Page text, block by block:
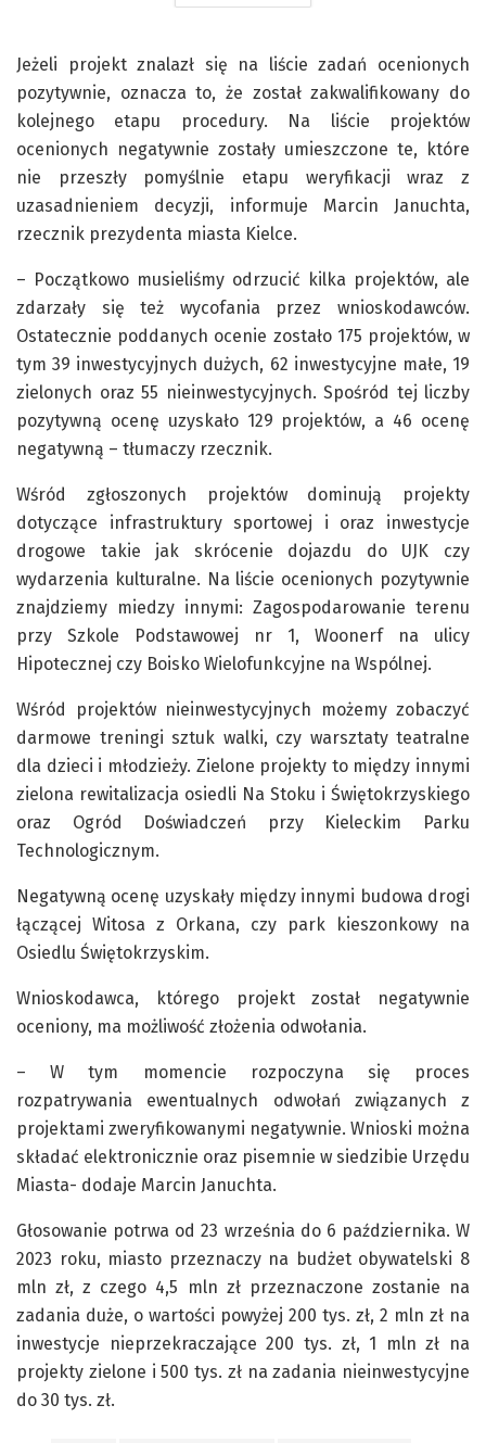
Jeżeli projekt znalazł się na liście zadań ocenionych
pozytywnie, oznacza to, że został zakwalifikowany do
kolejnego etapu procedury. Na liście projektów
ocenionych negatywnie zostały umieszczone te, które
nie przeszły pomyślnie etapu weryfikacji wraz z
uzasadnieniem decyzji, informuje Marcin Januchta,
rzecznik prezydenta miasta Kielce.
– Początkowo musieliśmy odrzucić kilka projektów, ale
zdarzały się też wycofania przez wnioskodawców.
Ostatecznie poddanych ocenie zostało 175 projektów, w
tym 39 inwestycyjnych dużych, 62 inwestycyjne małe, 19
zielonych oraz 55 nieinwestycyjnych. Spośród tej liczby
pozytywną ocenę uzyskało 129 projektów, a 46 ocenę
negatywną – tłumaczy rzecznik.
Wśród zgłoszonych projektów dominują projekty
dotyczące infrastruktury sportowej i oraz inwestycje
drogowe takie jak skrócenie dojazdu do UJK czy
wydarzenia kulturalne. Na liście ocenionych pozytywnie
znajdziemy miedzy innymi: Zagospodarowanie terenu
przy Szkole Podstawowej nr 1, Woonerf na ulicy
Hipotecznej czy Boisko Wielofunkcyjne na Wspólnej.
Wśród projektów nieinwestycyjnych możemy zobaczyć
darmowe treningi sztuk walki, czy warsztaty teatralne
dla dzieci i młodzieży. Zielone projekty to między innymi
zielona rewitalizacja osiedli Na Stoku i Świętokrzyskiego
oraz Ogród Doświadczeń przy Kieleckim Parku
Technologicznym.
Negatywną ocenę uzyskały między innymi budowa drogi
łączącej Witosa z Orkana, czy park kieszonkowy na
Osiedlu Świętokrzyskim.
Wnioskodawca, którego projekt został negatywnie
oceniony, ma możliwość złożenia odwołania.
– W tym momencie rozpoczyna się proces
rozpatrywania ewentualnych odwołań związanych z
projektami zweryfikowanymi negatywnie. Wnioski można
składać elektronicznie oraz pisemnie w siedzibie Urzędu
Miasta- dodaje Marcin Januchta.
Głosowanie potrwa od 23 września do 6 października. W
2023 roku, miasto przeznaczy na budżet obywatelski 8
mln zł,z czego 4,5 mln zł przeznaczone zostanie na
zadania duże, o wartości powyżej 200 tys. zł, 2 mln zł na
inwestycje nieprzekraczające 200 tys. zł, 1 mln zł na
projekty zielone i 500 tys. zł na zadania nieinwestycyjne
do 30 tys. zł.